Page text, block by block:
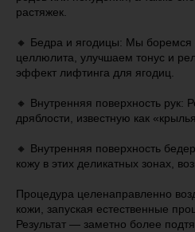
растяжек.
🔸 Бедра и ягодицы: Мы боремся
целлюлита, улучшаем тонус и
эффект лифтинга для ягодиц.
🔸 Внутренняя поверхность рук:
дряблости, известную как
🔸 Внутренняя поверхность
кожу в этих деликатных зонах,
Процедура целенаправленно
кожи, запуская естественные
Результат — заметно более